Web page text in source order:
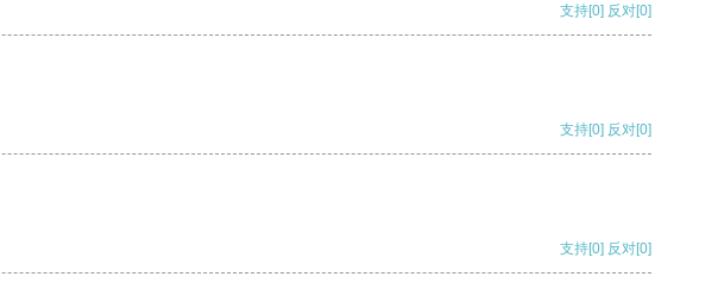
支持[0] 反对[0]
支持[0] 反对[0]
支持[0] 反对[0]